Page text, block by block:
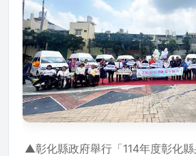
▲彰化縣政府舉行「114年度彰化